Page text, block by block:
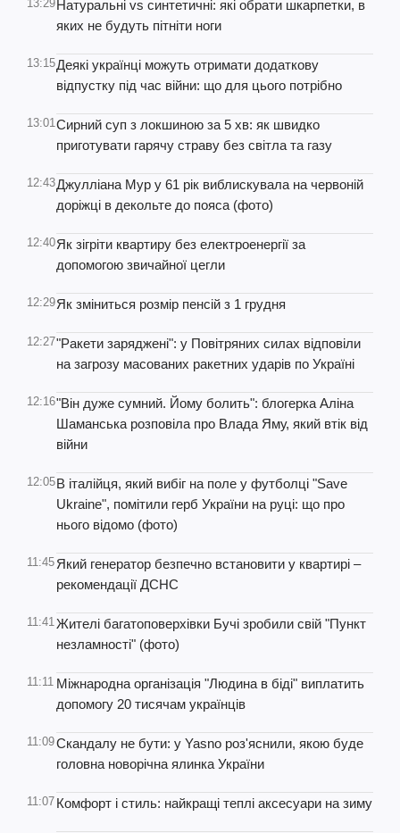
13:29 Натуральні vs синтетичні: які обрати шкарпетки, в
яких не будуть пітніти ноги
13:15Деякі українці можуть отримати додаткову
відпустку під час війни: що для цього потрібно
13:01Сирний суп з локшиною за 5 хв: як швидко
приготувати гарячу страву без світла та газу
12:43Джулліана Мур у 61 рік виблискувала на червоній
доріжці в декольте до пояса (фото)
12:40Як зігріти квартиру без електроенергії за
допомогою звичайної цегли
12:29Як зміниться розмір пенсій з 1 грудня
12:27"Ракети заряджені": у Повітряних силах відповіли
на загрозу масованих ракетних ударів по Україні
12:16"Він дуже сумний. Йому болить": блогерка Аліна
Шаманська розповіла про Влада Яму, який втік від
війни
12:05В італійця, який вибіг на поле у футболці "Save
Ukraine", помітили герб України на руці: що про
нього відомо (фото)
11:45 Який генератор безпечно встановити у квартирі –
рекомендації ДСНС
11:41Жителі багатоповерхівки Бучі зробили свій "Пункт
незламності" (фото)
11:11 Міжнародна організація "Людина в біді" виплатить
допомогу 20 тисячам українців
11:09Скандалу не бути: у Yasno роз'яснили, якою буде
головна новорічна ялинка України
11:07 Комфорт і стиль: найкращі теплі аксесуари на зиму